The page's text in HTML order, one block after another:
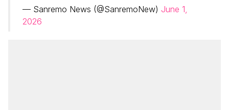
— Sanremo News (@SanremoNew) June 1,
2026